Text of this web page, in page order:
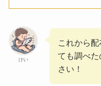
けい
これから
ても調べ
さい！